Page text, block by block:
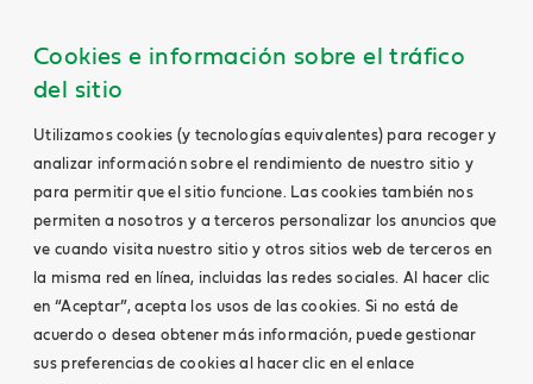
Cookies e información sobre el tráfico
del sitio
Utilizamos cookies (y tecnologías equivalentes) para recoger y
analizar información sobre el rendimiento de nuestro sitio y
para permitir que el sitio funcione. Las cookies también nos
permiten a nosotros y a terceros personalizar los anuncios que
ve cuando visita nuestro sitio y otros sitios web de terceros en
la misma red en línea, incluidas las redes sociales. Al hacer clic
en “Aceptar”, acepta los usos de las cookies. Si no está de
acuerdo o desea obtener más información, puede gestionar
sus preferencias de cookies al hacer clic en el enlace